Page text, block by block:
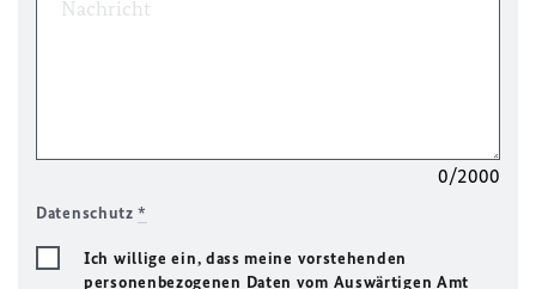
0/2000
Datenschutz*
Ich willige ein, dass meine vorstehenden
personenbezogenen Daten vom Auswärtigen Amt